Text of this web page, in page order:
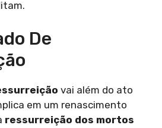
De
vai além do ato
em um renascimento
ressurreição dos mortos